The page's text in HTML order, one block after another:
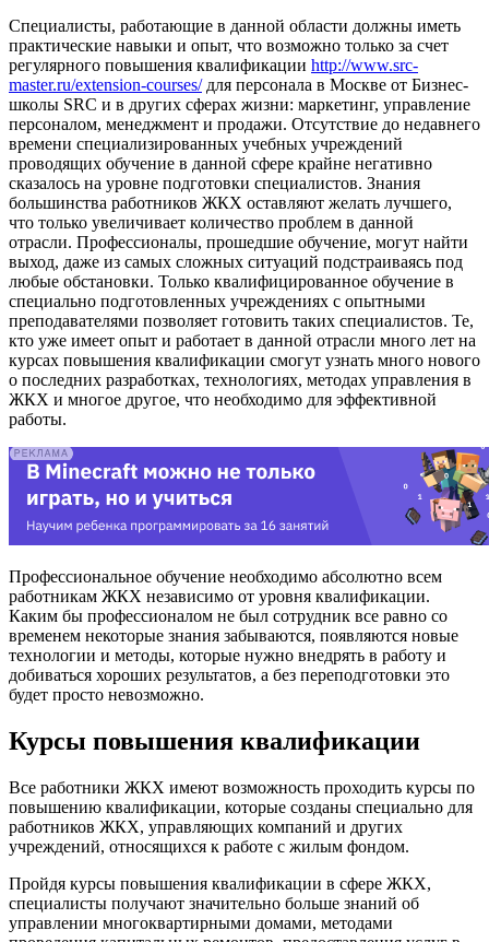
Специалисты, работающие в данной области должны иметь
практические навыки и опыт, что возможно только за счет
регулярного повышения квалификации http://www.src-
master.ru/extension-courses/для персонала в Москве от Бизнес-
школы SRC и в других сферах жизни: маркетинг, управление
персоналом, менеджмент и продажи. Отсутствие до недавнего
времени специализированных учебных учреждений
проводящих обучение в данной сфере крайне негативно
сказалось на уровне подготовки специалистов. Знания
большинства работников ЖКХ оставляют желать лучшего,
что только увеличивает количество проблем в данной
отрасли. Профессионалы, прошедшие обучение, могут найти
выход, даже из самых сложных ситуаций подстраиваясь под
любые обстановки. Только квалифицированное обучение в
специально подготовленных учреждениях с опытными
преподавателями позволяет готовить таких специалистов. Те,
кто уже имеет опыт и работает в данной отрасли много лет на
курсах повышения квалификации смогут узнать много нового
о последних разработках, технологиях, методах управления в
ЖКХ и многое другое, что необходимо для эффективной
работы.
Профессиональное обучение необходимо абсолютно всем
работникам ЖКХ независимо от уровня квалификации.
Каким бы профессионалом не был сотрудник все равно со
временем некоторые знания забываются, появляются новые
технологии и методы, которые нужно внедрять в работу и
добиваться хороших результатов, а без переподготовки это
будет просто невозможно.
Курсы повышения квалификации
Все работники ЖКХ имеют возможность проходить курсы по
повышению квалификации, которые созданы специально для
работников ЖКХ, управляющих компаний и других
учреждений, относящихся к работе с жилым фондом.
Пройдя курсы повышения квалификации в сфере ЖКХ,
специалисты получают значительно больше знаний об
управлении многоквартирными домами, методами